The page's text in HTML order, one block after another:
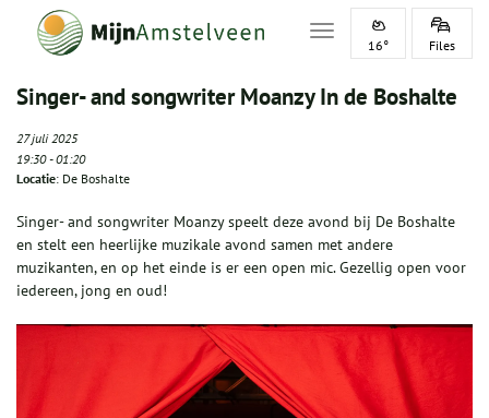
Toggle navigation
16° Files
Singer- and songwriter Moanzy In de Boshalte
27 juli 2025
19:30-01:20
Locatie: De Boshalte
Singer- and songwriter Moanzy speelt deze avond bij De Boshalte
en stelt een heerlijke muzikale avond samen met andere
muzikanten, en op het einde is er een open mic. Gezellig open voor
iedereen, jong en oud!